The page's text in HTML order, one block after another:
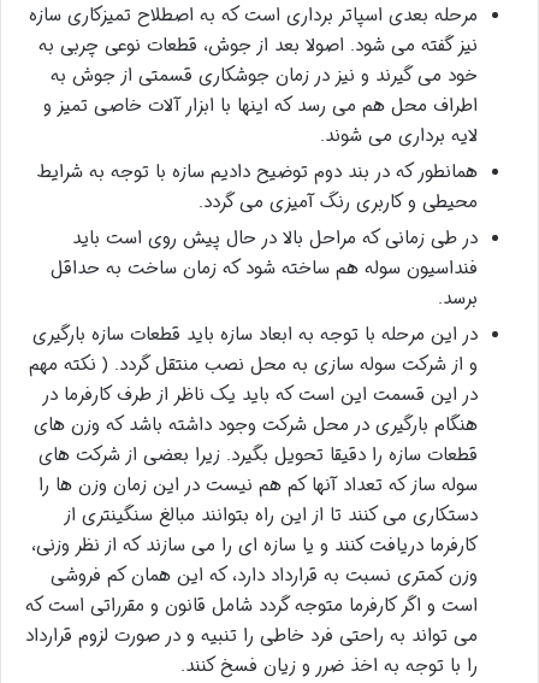
مرحله بعدی اسپاتر برداری است که به اصطلاح تمیزکاری سازه
نیز گفته می شود. اصولا بعد از جوش، قطعات نوعی چربی به
خود می گیرند و نیز در زمان جوشکاری قسمتی از جوش به
اطراف محل هم می رسد که اینها با ابزار آلات خاصی تمیز و
لایه برداری می شوند.
همانطور که در بند دوم توضیح دادیم سازه با توجه به شرایط
محیطی و کاربری رنگ آمیزی می گردد.
در طی زمانی که مراحل بالا در حال پیش روی است باید
فنداسیون سوله هم ساخته شود که زمان ساخت به حداقل
برسد.
در این مرحله با توجه به ابعاد سازه باید قطعات سازه بارگیری
و از شرکت سوله سازی به محل نصب منتقل گردد. ( نکته مهم
در این قسمت این است که باید یک ناظر از طرف کارفرما در
هنگام بارگیری در محل شرکت وجود داشته باشد که وزن های
قطعات سازه را دقیقا تحویل بگیرد. زیرا بعضی از شرکت های
سوله ساز که تعداد آنها کم هم نیست در این زمان وزن ها را
دستکاری می کنند تا از این راه بتوانند مبالغ سنگینتری از
کارفرما دریافت کنند و یا سازه ای را می سازند که از نظر وزنی،
وزن کمتری نسبت به قرارداد دارد، که این همان کم فروشی
است و اگر کارفرما متوجه گردد شامل قانون و مقرراتی است که
می تواند به راحتی فرد خاطی را تنبیه و در صورت لزوم قرارداد
را با توجه به اخذ ضرر و زیان فسخ کنند.